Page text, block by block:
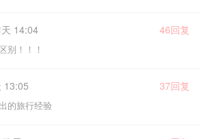
14:04 46回复
别！！！
13:05 37回复
的旅行经验